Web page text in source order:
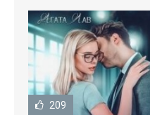
209